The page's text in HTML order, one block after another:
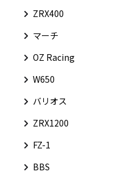
ZRX400
マーチ
OZ Racing
W650
バリオス
ZRX1200
FZ-1
BBS